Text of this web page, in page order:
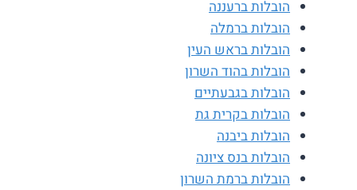
הובלות ברעננה
הובלות ברמלה
הובלות בראש העין
הובלות בהוד השרון
הובלות בגבעתיים
הובלות בקרית גת
הובלות ביבנה
הובלות בנס ציונה
הובלות ברמת השרון